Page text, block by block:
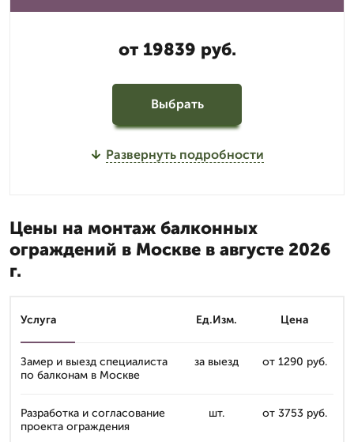
от 19839 руб.
Выбрать
Развернуть подробности
Цены на монтаж балконных
ограждений в Москве в августе 2026
г.
Услуга Ед.Изм. Цена
Замер и выезд специалиста
по балконам в Москве
за выезд от 1290 руб.
Разработка и согласование
проекта ограждения
шт. от 3753 руб.